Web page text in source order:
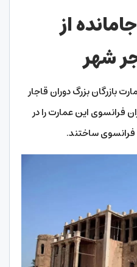
از
شهر
بازرگان بزرگ دوران قاجار
فرانسوی این عمارت را در